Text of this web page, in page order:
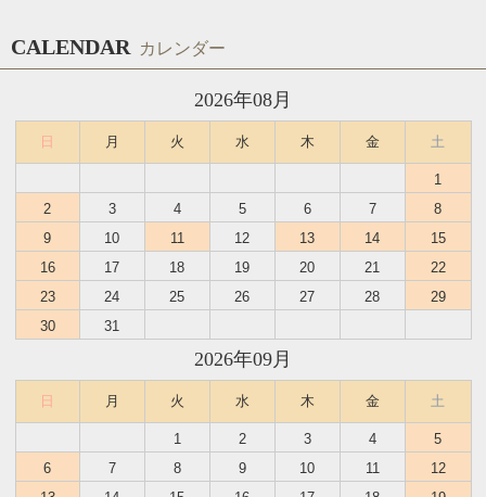
CALENDAR カレンダー
2026年08月
日 月 火 水 木 金 土
1
2
3 4 5 6 7
8
9
10 11 12 13 14
15
16
17 18 19 20 21
22
23
24 25 26 27 28
29
30
31
2026年09月
日 月 火 水 木 金 土
1 2 3 4
5
6
7 8 9 10 11
12